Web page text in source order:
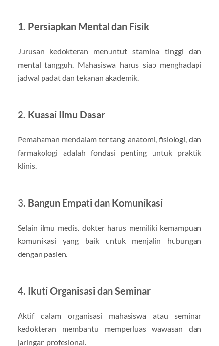
1. Persiapkan Mental dan Fisik
Jurusan kedokteran menuntut stamina tinggi dan
mental tangguh. Mahasiswa harus siap menghadapi
jadwal padat dan tekanan akademik.
2. Kuasai Ilmu Dasar
Pemahaman mendalam tentang anatomi, fisiologi, dan
farmakologi adalah fondasi penting untuk praktik
klinis.
3. Bangun Empati dan Komunikasi
Selain ilmu medis, dokter harus memiliki kemampuan
komunikasi yang baik untuk menjalin hubungan
dengan pasien.
4. Ikuti Organisasi dan Seminar
Aktif dalam organisasi mahasiswa atau seminar
kedokteran membantu memperluas wawasan dan
jaringan profesional.